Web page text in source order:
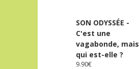
SON ODYSSÉE -
C'est une
vagabonde, mais
qui est-elle ?
9.90€